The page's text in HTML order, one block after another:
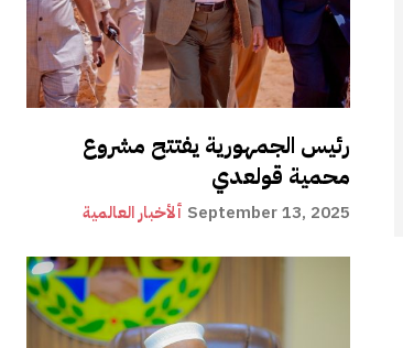
رئيس الجمهورية يفتتح مشروع
محمية قولعدي
ألأخبار العالمية September 13, 2025